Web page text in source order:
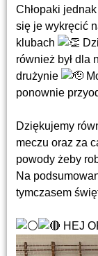
Chłopaki
się je wykręcić
klubach
również był dla
drużynie
ponownie
Dziękujemy
meczu oraz za
powody żeby
Na
tymczasem
HEJ